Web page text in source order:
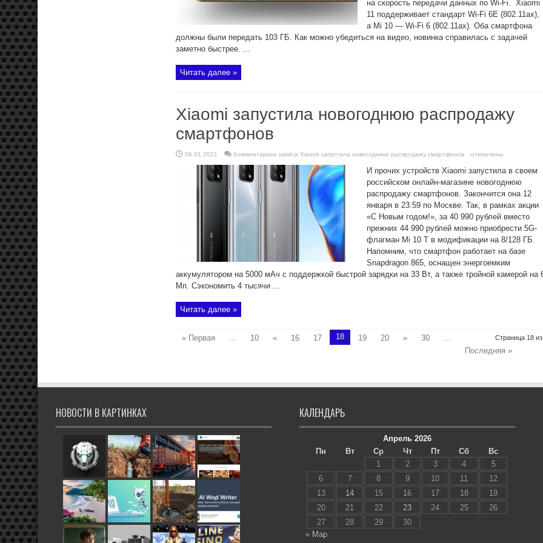
на скорость передачи данных по Wi-Fi. Xiaomi
11 поддерживает стандарт Wi-Fi 6E (802.11ax),
а Mi 10 — Wi-Fi 6 (802.11ax). Оба смартфона
должны были передать 103 ГБ. Как можно убедиться на видео, новинка справилась с задачей
заметно быстрее. ...
Читать далее »
Xiaomi запустила новогоднюю распродажу
смартфонов
06.01.2021 Комментариик записи Xiaomi запустила новогоднюю распродажу смартфонов отключены
И прочих устройств Xiaomi запустила в своем
российском онлайн-магазине новогоднюю
распродажу смартфонов. Закончится она 12
января в 23:59 по Москве. Так, в рамках акции
«С Новым годом!», за 40 990 рублей вместо
прежних 44 990 рублей можно приобрести 5G-
флагман Mi 10 T в модификации на 8/128 ГБ.
Напомним, что смартфон работает на базе
Snapdragon 865, оснащен энергоемким
аккумулятором на 5000 мАч с поддержкой быстрой зарядки на 33 Вт, а также тройной камерой на
Мп. Сэкономить 4 тысячи ...
Читать далее »
Страница 18
« Первая ... 10 « 16 17 18 19 20 » 30
...
Последняя »
НОВОСТИ В КАРТИНКАХ КАЛЕНДАРЬ
Апрель 2026
Пн
Вт Ср Чт Пт Сб
Вс
1
2 3 4
5
6
7 8 9 10 11
12
13
14 15 16 17 18
19
20
21 22 23 24 25
26
27
28 29
30
« Мар